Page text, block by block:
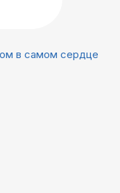
в самом сердце